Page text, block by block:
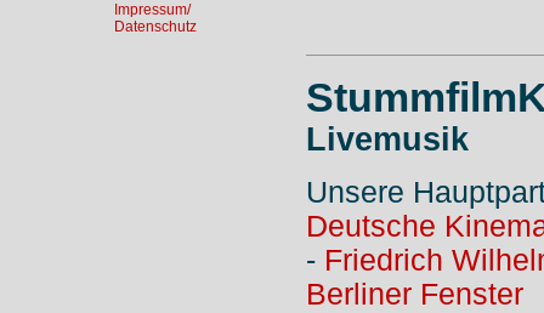
Impressum/
Datenschutz
Livemusik
Unsere
Deutsche
- Friedrich
Berliner Fenster